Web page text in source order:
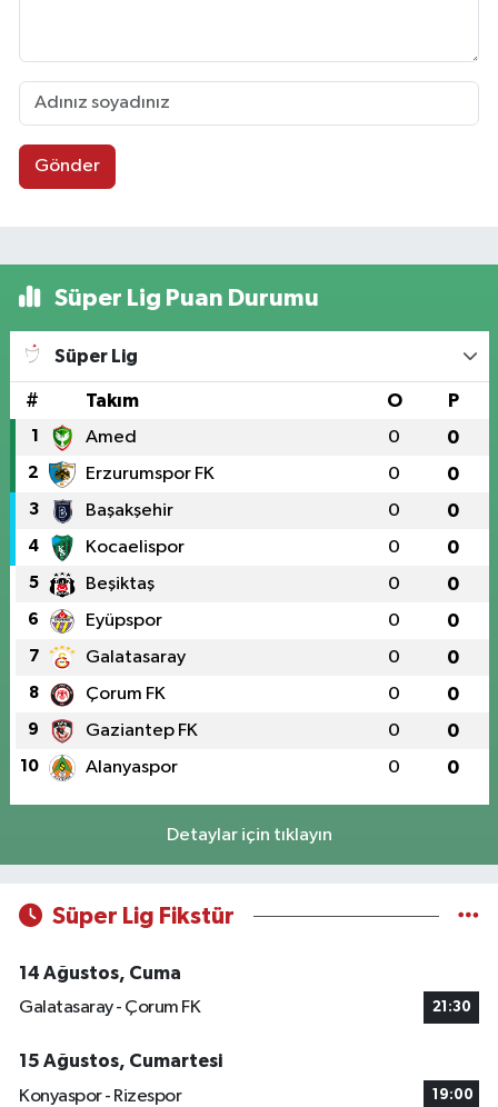
Gönder
Süper Lig Puan Durumu
Süper Lig
# Takım O P
1 Amed 0 0
2 Erzurumspor FK 0 0
3 Başakşehir 0 0
4 Kocaelispor 0 0
5 Beşiktaş 0 0
6 Eyüpspor 0 0
7 Galatasaray 0 0
8 Çorum FK 0 0
9 Gaziantep FK 0 0
10 Alanyaspor 0 0
Detaylar için tıklayın
Süper Lig Fikstür
14 Ağustos, Cuma
Galatasaray - Çorum FK
21:30
15 Ağustos, Cumartesi
Konyaspor - Rizespor
19:00